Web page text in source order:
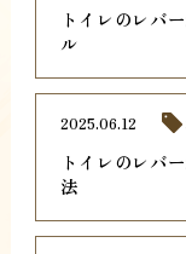
トイレのレバ
ル
トイレのレバ
法
2025.06.12